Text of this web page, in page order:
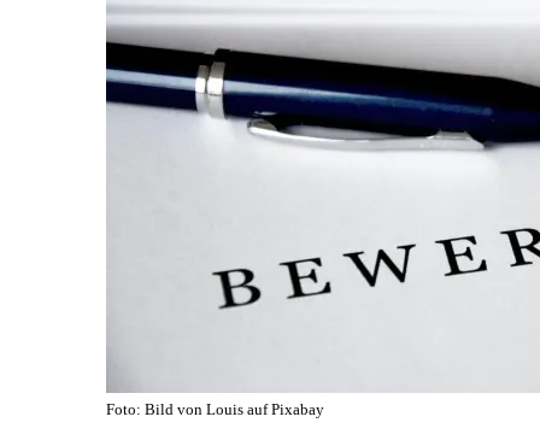
Foto: Bild von Louis auf Pixabay